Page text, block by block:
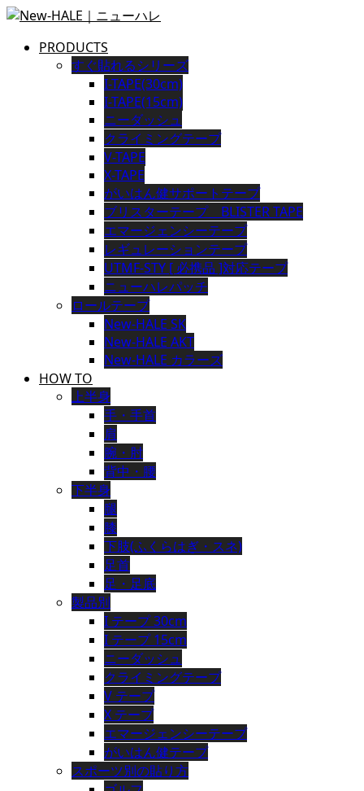
PRODUCTS
すぐ貼れるシリーズ
I-TAPE(30cm)
I-TAPE(15cm)
ニーダッシュ
クライミングテープ
V-TAPE
X-TAPE
がいはん健サポートテープ
ブリスターテープ BLISTER TAPE
エマージェンシーテープ
レギュレーションテープ
UTMF-STY [ 必携品 ]対応テープ
ニューハレパッチ
ロールテープ
New-HALE SK
New-HALE AKT
New-HALE カラーズ
HOW TO
上半身
手・手首
肩
腕・肘
背中・腰
下半身
腿
膝
下肢(ふくらはぎ・スネ)
足首
足・足底
製品別
I テープ 30cm
I テープ 15cm
ニーダッシュ
クライミングテープ
V テープ
X テープ
エマージェンシーテープ
がいはん健テープ
スポーツ別の貼り方